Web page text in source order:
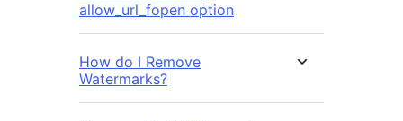
allow_url_fopen option
How do I Remove
Watermarks?